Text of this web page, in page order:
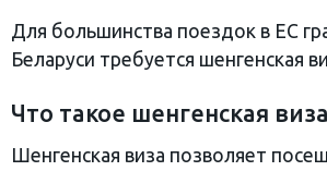
Для большинства поездок в ЕС
Беларуси требуется шенгенская
Что такое шенгенская виза
Шенгенская виза позволяет